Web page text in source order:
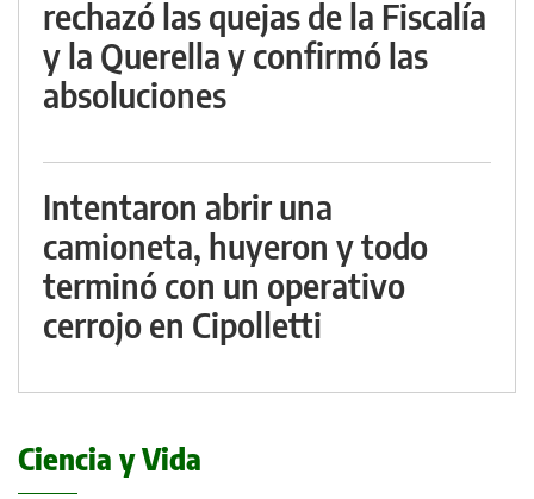
rechazó las quejas de la Fiscalía
y la Querella y confirmó las
absoluciones
Intentaron abrir una
camioneta, huyeron y todo
terminó con un operativo
cerrojo en Cipolletti
Ciencia y Vida